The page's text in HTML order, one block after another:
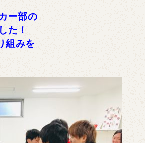
ー部の
た！
組みを